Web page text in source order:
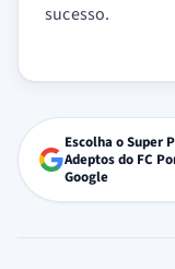
sucesso.
Escolha o Super
Adeptos do FC
Google